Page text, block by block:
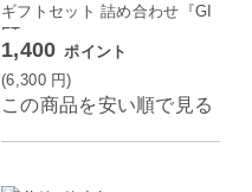
ギフトセット 詰め合わせ『GI
FT』
1,400 ポイント
(6,300 円)
この商品を安い順で見る